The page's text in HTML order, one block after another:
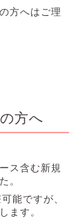
方へはご理
方へ
ス含む新規
。
能ですが、
ます。